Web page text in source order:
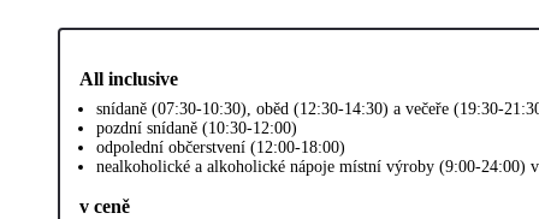
All inclusive
snídaně (07:30-10:30), oběd (12:30-14:30) a večeře (19:30-
pozdní snídaně (10:30-12:00)
odpolední občerstvení (12:00-18:00)
nealkoholické a alkoholické nápoje místní výroby (9:00-24:00) v
v ceně